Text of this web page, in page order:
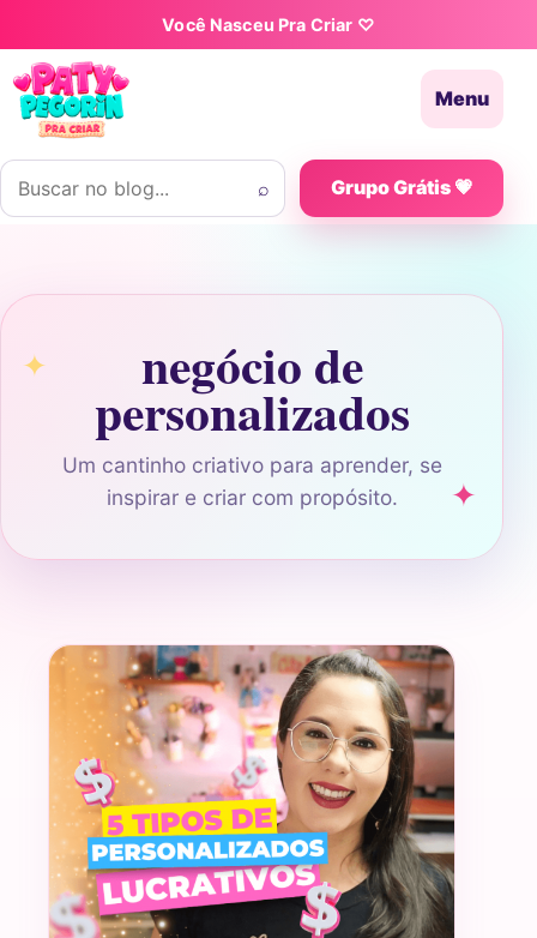
Pular para o conteúdoVocê Nasceu Pra Criar ♡
Menu
Buscar por:
⌕ Grupo Grátis 💗
negócio de
personalizados
Um cantinho criativo para aprender, se
inspirar e criar com propósito.